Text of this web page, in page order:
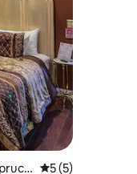
Průměrné
5 (5)